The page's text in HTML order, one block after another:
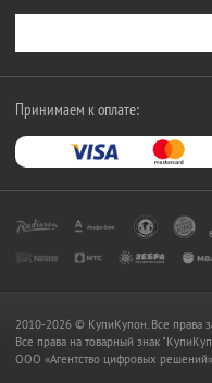
Принимаем к оплате:
2010-2026 © КупиКупон. Все права
Все права на товарный знак
OOO «Агентство цифровых